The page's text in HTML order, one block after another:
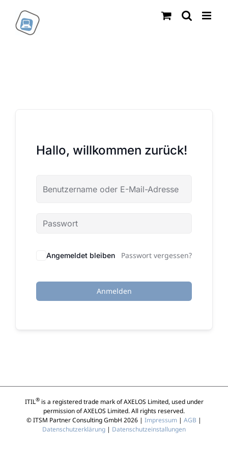
Inhalt
springen
Hallo, willkommen zurück!
Angemeldet bleiben Passwort vergessen?
Anmelden
ITIL®is a registered trade mark of AXELOS Limited, used under
permission of AXELOS Limited. All rights reserved.
© ITSM Partner Consulting GmbH 2026 | Impressum | AGB |
Datenschutzerklärung | Datenschutzeinstallungen